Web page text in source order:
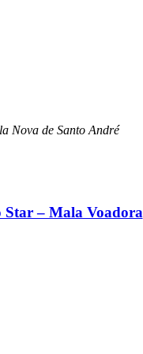
Nova de Santo André
Star – Mala Voadora